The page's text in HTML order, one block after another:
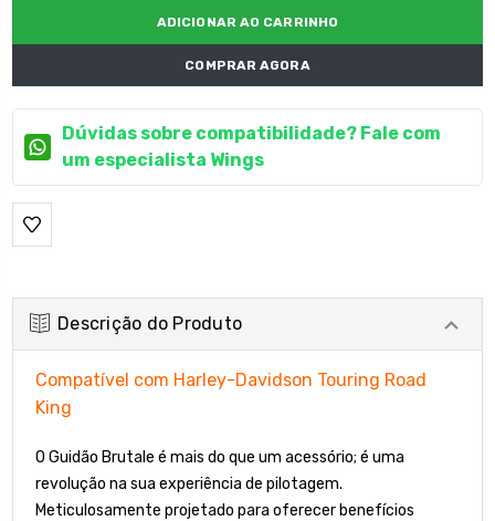
COMPRAR AGORA
Dúvidas sobre compatibilidade? Fale com
um especialista Wings
Descrição do Produto
Compatível com Harley-Davidson Touring Road
King
O Guidão Brutale é mais do que um acessório; é uma
revolução na sua experiência de pilotagem.
Meticulosamente projetado para oferecer benefícios